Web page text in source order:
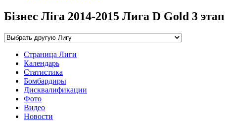
Бізнес Ліга 2014-2015 Лига D Gold 3 этап
Страница Лиги
Календарь
Статистика
Бомбардиры
Дисквалификации
Фото
Видео
Новости